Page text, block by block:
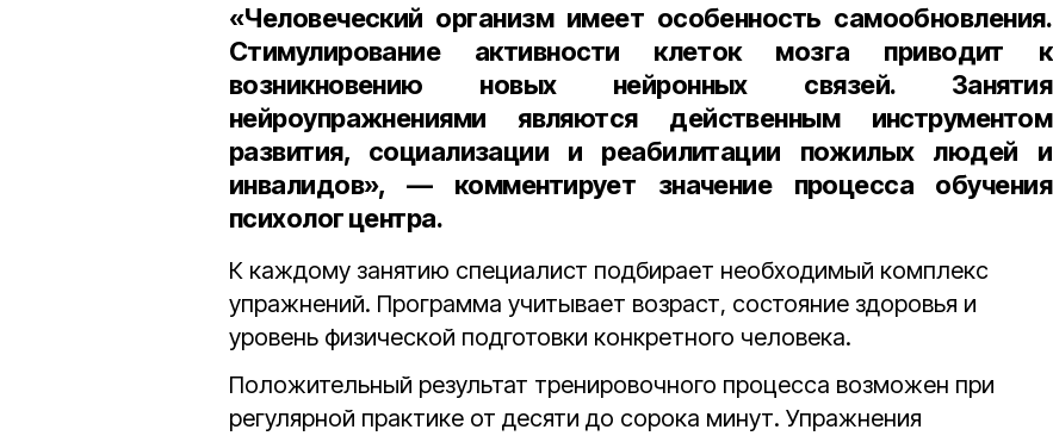
«Человеческий организм имеет особенность самообновления.
Стимулирование активности клеток мозга приводит к
возникновению новых нейронных связей. Занятия
нейроупражнениями являются действенным инструментом
развития, социализации и реабилитации пожилых людей и
инвалидов», — комментирует значение процесса обучения
психолог центра.
К каждому занятию специалист подбирает необходимый комплекс
упражнений. Программа учитывает возраст, состояние здоровья и
уровень физической подготовки конкретного человека.
Положительный результат тренировочного процесса возможен при
регулярной практике от десяти до сорока минут. Упражнения